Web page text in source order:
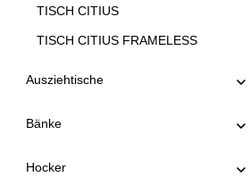
TISCH CITIUS
TISCH CITIUS FRAMELESS
TISCH CONVERTO
Ausziehtische
Bänke
Hocker